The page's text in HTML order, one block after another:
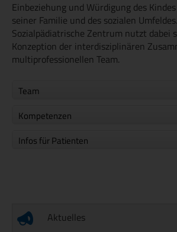
Einbeziehung und Würdigung des
seiner Familie und des sozialen
Sozialpädiatrische Zentrum nutzt dabei
Konzeption der interdisziplinären
multiprofessionellen Team.
Team
Kompetenzen
Infos für Patienten
Aktuelles